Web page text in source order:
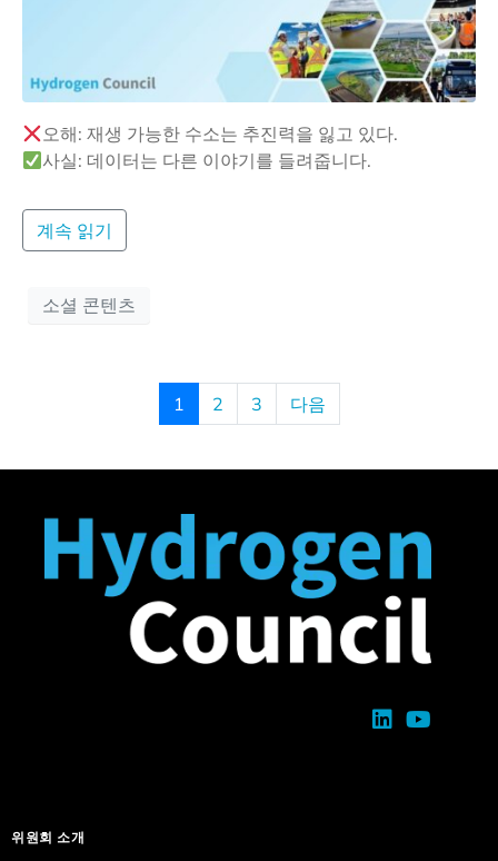
오해: 재생 가능한 수소는 추진력을 잃고 있다.
사실: 데이터는 다른 이야기를 들려줍니다.
계속 읽기
소셜 콘텐츠
1 2 3 다음
위원회 소개